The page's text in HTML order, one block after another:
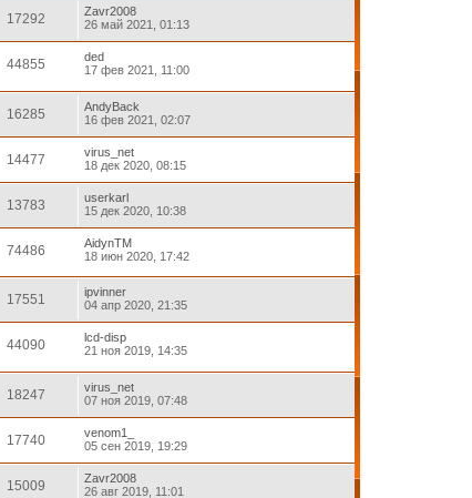
17292
Zavr2008
26 май 2021, 01:13
44855
ded
17 фев 2021, 11:00
16285
AndyBack
16 фев 2021, 02:07
14477
virus_net
18 дек 2020, 08:15
13783
userkarl
15 дек 2020, 10:38
74486
AidynTM
18 июн 2020, 17:42
17551
ipvinner
04 апр 2020, 21:35
44090
lcd-disp
21 ноя 2019, 14:35
18247
virus_net
07 ноя 2019, 07:48
17740
venom1_
05 сен 2019, 19:29
15009
Zavr2008
26 авг 2019, 11:01